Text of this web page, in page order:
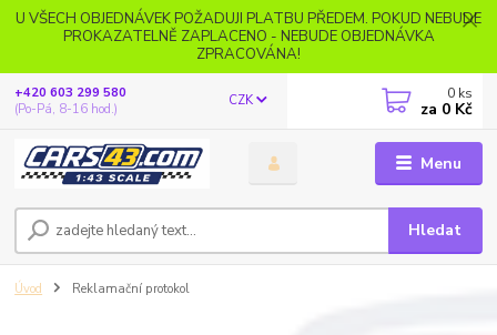
U VŠECH OBJEDNÁVEK POŽADUJI PLATBU PŘEDEM. POKUD NEBUDE
PROKAZATELNĚ ZAPLACENO - NEBUDE OBJEDNÁVKA
ZPRACOVÁNA!
Menu
CZK
Hledat
+420 603 299 580
(Po-Pá, 8-16 hod.)
0 ks
za 0 Kč
Úvod Reklamační protokol